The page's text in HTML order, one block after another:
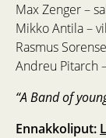
Max Zenger –
Mikko Antila –
Rasmus
Andreu Pitarch
“A Band of
Ennakkoliput: